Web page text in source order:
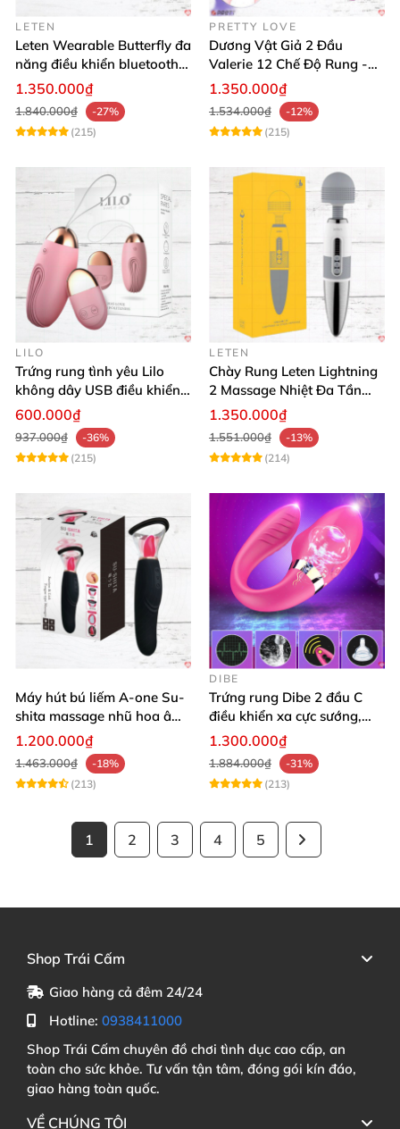
LETEN
Leten Wearable Butterfly đa
năng điều khiển bluetooth,
siêu thật, dễ dùng
1.350.000₫
1.840.000₫
-27%
(215)
PRETTY LOVE
Dương Vật Giả 2 Đầu
Valerie 12 Chế Độ Rung -
Tăng Khoái Cảm
1.350.000₫
1.534.000₫
-12%
(215)
LILO
Trứng rung tình yêu Lilo
không dây USB điều khiển
remote tiện lợi
600.000₫
937.000₫
-36%
(215)
LETEN
Chày Rung Leten Lightning
2 Massage Nhiệt Đa Tần
Rung Toàn Thân
1.350.000₫
1.551.000₫
-13%
(214)
Máy hút bú liếm A-one Su-
shita massage nhũ hoa âm
đạo cực phê
1.200.000₫
1.463.000₫
-18%
(213)
DIBE
Trứng rung Dibe 2 đầu C
điều khiển xa cực sướng,
thích mê
1.300.000₫
1.884.000₫
-31%
(213)
1 2 3 4 5
Shop Trái Cấm
Giao hàng cả đêm 24/24
Hotline: 0938411000
Shop Trái Cấm chuyên đồ chơi tình dục cao cấp, an
toàn cho sức khỏe. Tư vấn tận tâm, đóng gói kín đáo,
giao hàng toàn quốc.
VỀ CHÚNG TÔI